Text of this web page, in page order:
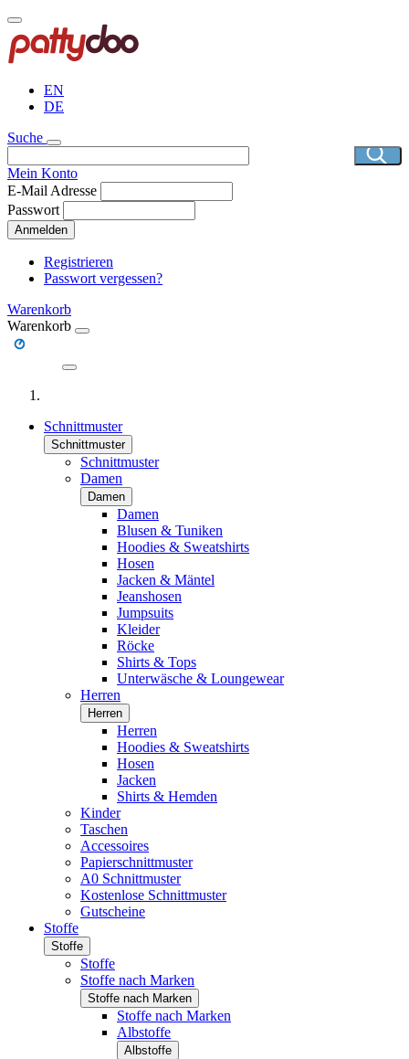
Direkt
zum
Inhalt
EN
DE
Suche
Mein Konto
E-Mail Adresse
Passwort
Anmelden
Registrieren
Passwort vergessen?
Warenkorb
Warenkorb
Schnittmuster
Schnittmuster
Schnittmuster
Damen
Damen
Damen
Blusen & Tuniken
Hoodies & Sweatshirts
Hosen
Jacken & Mäntel
Jeanshosen
Jumpsuits
Kleider
Röcke
Shirts & Tops
Unterwäsche & Loungewear
Herren
Herren
Herren
Hoodies & Sweatshirts
Hosen
Jacken
Shirts & Hemden
Kinder
Taschen
Accessoires
Papierschnittmuster
A0 Schnittmuster
Kostenlose Schnittmuster
Gutscheine
Stoffe
Stoffe
Stoffe
Stoffe nach Marken
Stoffe nach Marken
Stoffe nach Marken
Albstoffe
Albstoffe